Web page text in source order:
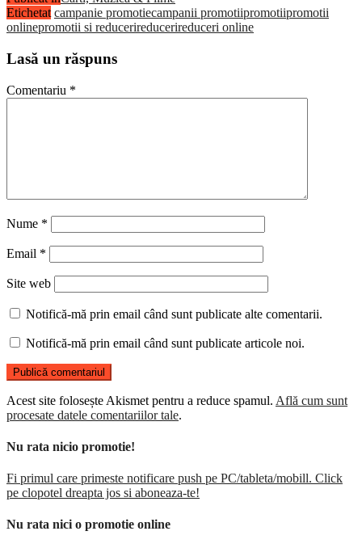
Etichetat campanie promotiecampanii promotiipromotiipromotii
onlinepromotii si reducerireducerireduceri online
Lasă un răspuns
Comentariu *
Nume *
Email *
Site web
Notifică-mă prin email când sunt publicate alte comentarii.
Notifică-mă prin email când sunt publicate articole noi.
Acest site folosește Akismet pentru a reduce spamul. Află cum sunt
procesate datele comentariilor tale.
Nu rata nicio promotie!
Fi primul care primeste notificare push pe PC/tableta/mobill. Click
pe clopotel dreapta jos si aboneaza-te!
Nu rata nici o promotie online